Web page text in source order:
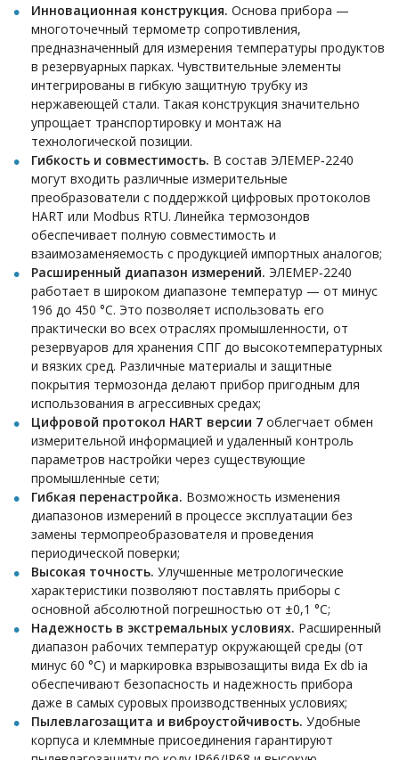
Инновационная конструкция. Основа прибора —
многоточечный термометр сопротивления,
предназначенный для измерения температуры продуктов
в резервуарных парках. Чувствительные элементы
интегрированы в гибкую защитную трубку из
нержавеющей стали. Такая конструкция значительно
упрощает транспортировку и монтаж на
технологической позиции.
Гибкость и совместимость. В состав ЭЛЕМЕР‑2240
могут входить различные измерительные
преобразователи с поддержкой цифровых протоколов
HART или Modbus RTU. Линейка термозондов
обеспечивает полную совместимость и
взаимозаменяемость с продукцией импортных аналогов;
Расширенный диапазон измерений. ЭЛЕМЕР‑2240
работает в широком диапазоне температур — от минус
196 до 450 °С. Это позволяет использовать его
практически во всех отраслях промышленности, от
резервуаров для хранения СПГ до высокотемпературных
и вязких сред. Различные материалы и защитные
покрытия термозонда делают прибор пригодным для
использования в агрессивных средах;
Цифровой протокол HART версии 7 облегчает обмен
измерительной информацией и удаленный контроль
параметров настройки через существующие
промышленные сети;
Гибкая перенастройка. Возможность изменения
диапазонов измерений в процессе эксплуатации без
замены термопреобразователя и проведения
периодической поверки;
Высокая точность. Улучшенные метрологические
характеристики позволяют поставлять приборы с
основной абсолютной погрешностью от ±0,1 °С;
Надежность в экстремальных условиях. Расширенный
диапазон рабочих температур окружающей среды (от
минус 60 °С) и маркировка взрывозащиты вида Ex db ia
обеспечивают безопасность и надежность прибора
даже в самых суровых производственных условиях;
Пылевлагозащита и виброустойчивость. Удобные
корпуса и клеммные присоединения гарантируют